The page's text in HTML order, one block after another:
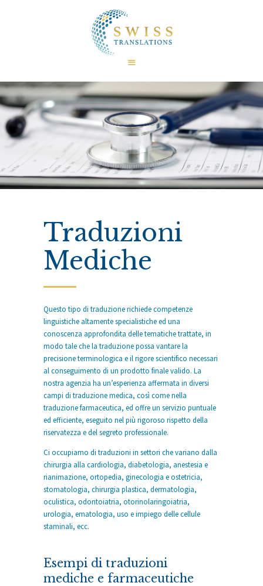
CERTIFICAZIONI
TRADUZIONI
LINGUE
SETTORI
FAQ
CURIOSITÀ
Traduzioni
Mediche
Questo tipo di traduzione richiede competenze
linguistiche altamente specialistiche ed una
conoscenza approfondita delle tematiche trattate, in
modo tale che la traduzione possa vantare la
precisione terminologica e il rigore scientifico necessari
al conseguimento di un prodotto finale valido. La
nostra agenzia ha un’esperienza affermata in diversi
campi di traduzione medica, così come nella
traduzione farmaceutica, ed offre un servizio puntuale
ed efficiente, eseguito nel più rigoroso rispetto della
riservatezza e del segreto professionale.
Ci occupiamo di traduzioni in settori che variano dalla
chirurgia alla cardiologia, diabetologia, anestesia e
rianimazione, ortopedia, ginecologia e ostetricia,
stomatologia, chirurgia plastica, dermatologia,
oculistica, odontoiatria, otorinolaringoiatria,
urologia, ematologia, uso e impiego delle cellule
staminali, ecc.
Esempi di traduzioni
mediche e farmaceutiche